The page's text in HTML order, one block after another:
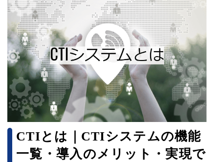
CTIとは｜CTIシステムの機能
一覧・導入のメリット・実現で